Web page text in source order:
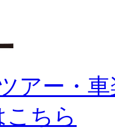
アー・
ちら